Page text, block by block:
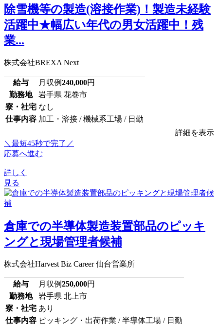
除雪機等の製造(溶接作業)！製造未経験
活躍中★幅広い年代の男女活躍中！残
業...
株式会社BREXA Next
給与 月収例240,000円
勤務地
岩手県 花巻市
寮・社宅 なし
仕事内容 加工・溶接 / 機械系工場 / 日勤
詳細を表示
＼最短45秒で完了／
応募へ進む
詳しく
見る
倉庫での半導体製造装置部品のピッキ
ングと現場管理者候補
株式会社Harvest Biz Career 仙台営業所
給与 月収例250,000円
勤務地
岩手県 北上市
寮・社宅 あり
仕事内容 ピッキング・出荷作業 / 半導体工場 / 日勤